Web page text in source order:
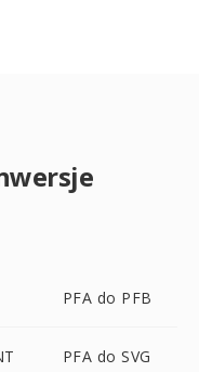
PFA do PFB
PFA do SVG